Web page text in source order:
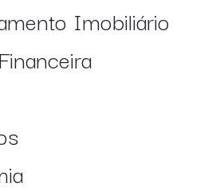
Imobiliário